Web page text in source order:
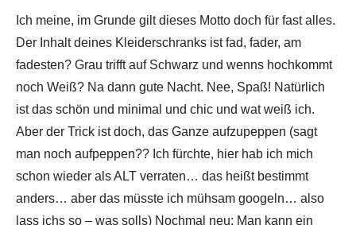
Ich meine, im Grunde gilt dieses Motto doch für fast alles.
Der Inhalt deines Kleiderschranks ist fad, fader, am
fadesten? Grau trifft auf Schwarz und wenns hochkommt
noch Weiß? Na dann gute Nacht. Nee, Spaß! Natürlich
ist das schön und minimal und chic und wat weiß ich.
Aber der Trick ist doch, das Ganze aufzupeppen (sagt
man noch aufpeppen?? Ich fürchte, hier hab ich mich
schon wieder als ALT verraten… das heißt bestimmt
anders… aber das müsste ich mühsam googeln… also
lass ichs so – was solls) Nochmal neu: Man kann ein